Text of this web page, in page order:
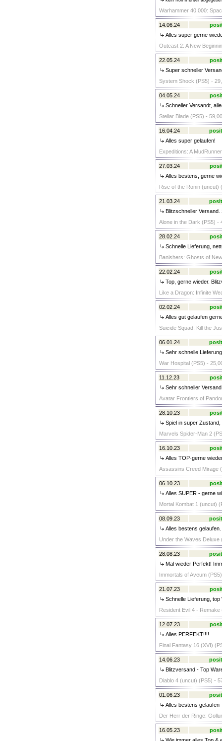
Warhammer 40.000:
14.06.24
Alles super gerne
Outcast 2: A New
22.05.24
Super schneller
System Shock (PS5) -
04.05.24
Schneller Versandt,
Stellar Blade (PS5) -
16.04.24
Alles super gelaufen!
Expeditions: A
27.03.24
Alles bestens, gerne
Rise of the Ronin (uncut)
21.03.24
Blitzschneller
Alone in the Dark (PS5) -
28.02.24
Schnelle Lieferung,
Banishers: Ghosts of
22.02.24
Top, gerne wieder.
Like a Dragon: Infinite
02.02.24
Alles gut gelaufen
Suicide Squad: Kill the
06.01.24
Sehr schnelle
War Hospital (PS5) -
11.12.23
Sehr schneller
Avatar Frontiers of
28.10.23
Spiel in super
Marvels Spider-Man 2
16.10.23
Alles TOP-gerne
Assassins Creed Mirage
06.10.23
Alles SUPER - gerne
Mortal Kombat 1 (uncut)
08.09.23
Alles bestens
Under the Waves Deluxe
28.08.23
Mal wieder Perfekt!
Immortals of Aveum
21.07.23
Schnelle Lieferung, top
Resident Evil 4 -
12.07.23
Alles PERFEKT!!!!
Final Fantasy 16 (XVI)
14.06.23
Blitzversand - Top
Diablo 4 (uncut) (PS5) -
01.06.23
Alles bestens gelaufen
Der Herr der Ringe:
16.05.23